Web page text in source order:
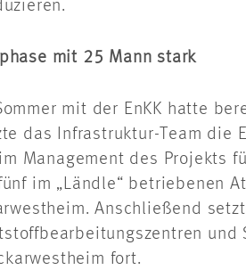
mit 25 Mann stark
mit der EnKK hatte
das Infrastruktur-Team die
Management des Projekts
im „Ländle“ betriebenen
Anschließend
und
fort.